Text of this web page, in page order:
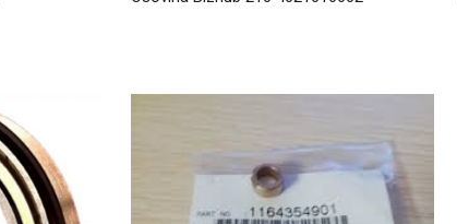
UPOREDI